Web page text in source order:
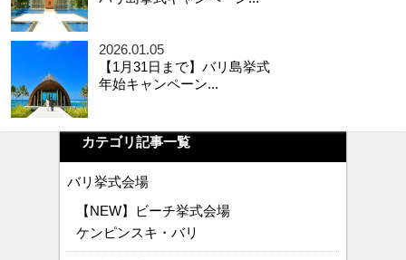
2026.01.05
【1月31日まで】バリ島挙式
年始キャンペーン...
カテゴリ記事一覧
バリ挙式会場
【NEW】ビーチ挙式会場
ケンピンスキ・バリ